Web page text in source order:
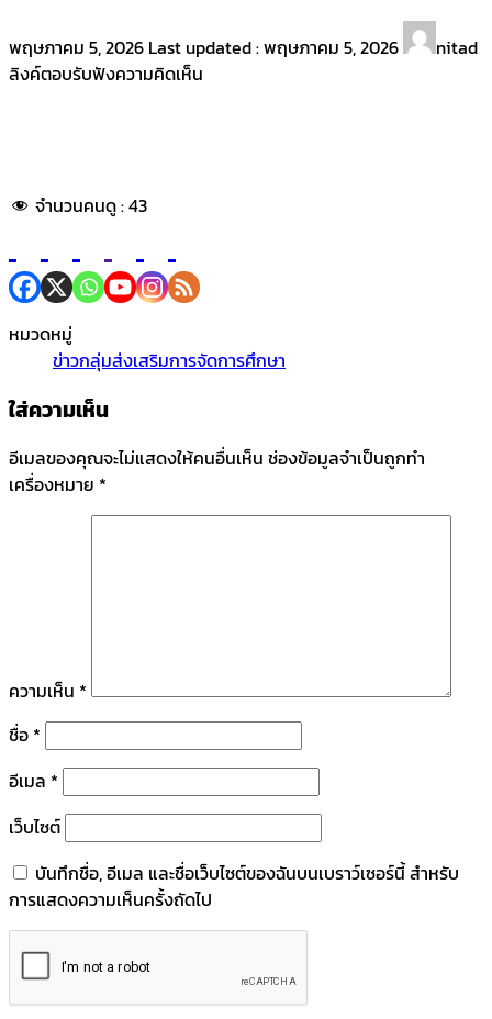
พฤษภาคม 5, 2026 Last updated :พฤษภาคม 5, 2026
nitad
ลิงค์ตอบรับฟังความคิดเห็น
จำนวนคนดู :43
หมวดหมู่
ข่าวกลุ่มส่งเสริมการจัดการศึกษา
ใส่ความเห็น
อีเมลของคุณจะไม่แสดงให้คนอื่นเห็น ช่องข้อมูลจำเป็นถูกทำ
เครื่องหมาย *
ความเห็น *
ชื่อ *
อีเมล *
เว็บไซต์
บันทึกชื่อ, อีเมล และชื่อเว็บไซต์ของฉันบนเบราว์เซอร์นี้ สำหรับ
การแสดงความเห็นครั้งถัดไป